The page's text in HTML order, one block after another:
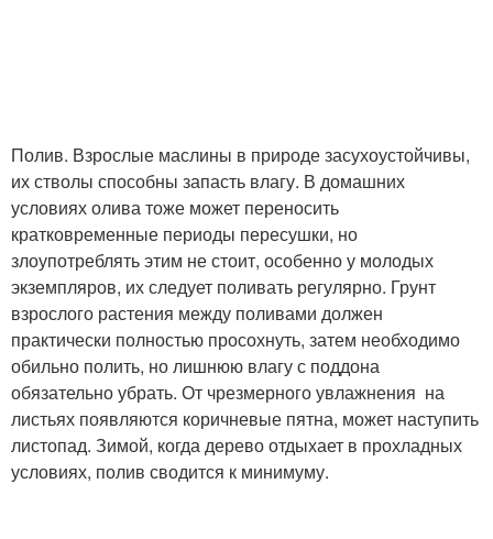
Полив. Взрослые маслины в природе засухоустойчивы,
их стволы способны запасть влагу. В домашних
условиях олива тоже может переносить
кратковременные периоды пересушки, но
злоупотреблять этим не стоит, особенно у молодых
экземпляров, их следует поливать регулярно. Грунт
взрослого растения между поливами должен
практически полностью просохнуть, затем необходимо
обильно полить, но лишнюю влагу с поддона
обязательно убрать. От чрезмерного увлажнения на
листьях появляются коричневые пятна, может наступить
листопад. Зимой, когда дерево отдыхает в прохладных
условиях, полив сводится к минимуму.